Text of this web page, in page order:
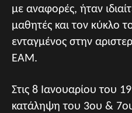
με αναφορές, ήταν
μαθητές και τον κύκλο
ενταγμένος στην
ΕΑΜ.
Στις 8 Ιανουαρίου του
κατάληψη του 3ου &